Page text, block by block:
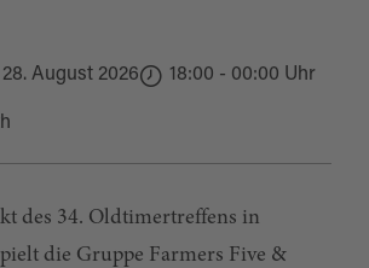
28. August 2026 18:00 - 00:00 Uhr
des 34. Oldtimertreffens in
die Gruppe Farmers Five &